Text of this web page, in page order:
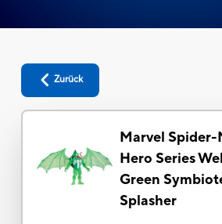
Zurück
Marvel Spider-
Hero Series
Green
Splasher